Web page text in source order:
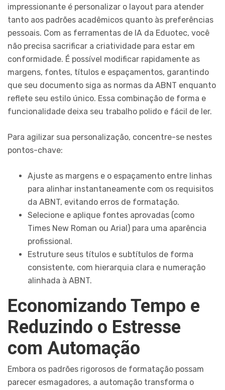
impressionante é personalizar o layout para atender
tanto aos padrões acadêmicos quanto às preferências
pessoais. Com as ferramentas de IA da Eduotec, você
não precisa sacrificar a criatividade para estar em
conformidade. É possível modificar rapidamente as
margens, fontes, títulos e espaçamentos, garantindo
que seu documento siga as normas da ABNT enquanto
reflete seu estilo único. Essa combinação de forma e
funcionalidade deixa seu trabalho polido e fácil de ler.
Para agilizar sua personalização, concentre-se nestes
pontos-chave:
Ajuste as margens e o espaçamento entre linhas
para alinhar instantaneamente com os requisitos
da ABNT, evitando erros de formatação.
Selecione e aplique fontes aprovadas (como
Times New Roman ou Arial) para uma aparência
profissional.
Estruture seus títulos e subtítulos de forma
consistente, com hierarquia clara e numeração
alinhada à ABNT.
Economizando Tempo e
Reduzindo o Estresse
com Automação
Embora os padrões rigorosos de formatação possam
parecer esmagadores, a automação transforma o